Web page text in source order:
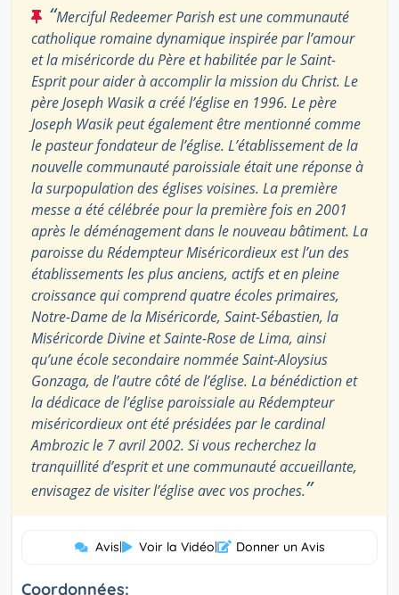
“Merciful Redeemer Parish est une communauté
catholique romaine dynamique inspirée par l’amour
et la miséricorde du Père et habilitée par le Saint-
Esprit pour aider à accomplir la mission du Christ. Le
père Joseph Wasik a créé l’église en 1996. Le père
Joseph Wasik peut également être mentionné comme
le pasteur fondateur de l’église. L’établissement de la
nouvelle communauté paroissiale était une réponse à
la surpopulation des églises voisines. La première
messe a été célébrée pour la première fois en 2001
après le déménagement dans le nouveau bâtiment. La
paroisse du Rédempteur Miséricordieux est l’un des
établissements les plus anciens, actifs et en pleine
croissance qui comprend quatre écoles primaires,
Notre-Dame de la Miséricorde, Saint-Sébastien, la
Miséricorde Divine et Sainte-Rose de Lima, ainsi
qu’une école secondaire nommée Saint-Aloysius
Gonzaga, de l’autre côté de l’église. La bénédiction et
la dédicace de l’église paroissiale au Rédempteur
miséricordieux ont été présidées par le cardinal
Ambrozic le 7 avril 2002. Si vous recherchez la
tranquillité d’esprit et une communauté accueillante,
envisagez de visiter l’église avec vos proches.”
Avis| Voir la Vidéo| Donner un Avis
Coordonnées: